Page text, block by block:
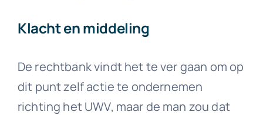
Klacht en middeling
De rechtbank vindt het te ver gaan om op
dit punt zelf actie te ondernemen
richting het UWV, maar de man zou dat